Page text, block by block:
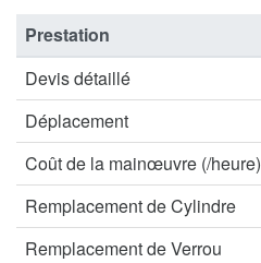
Prestation
Devis détaillé
Déplacement
Coût de la mainœuvre (/heure)
Remplacement de Cylindre
Remplacement de Verrou